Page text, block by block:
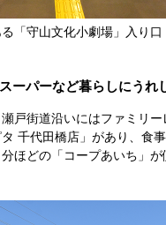
「守山文化小劇場」入り口
ーパーなど暮らしにうれ
瀬戸街道沿いにはファミリ
千代田橋店」があり、食
ほどの「コープあいち」が